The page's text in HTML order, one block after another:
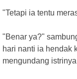
"Tetapi ia tentu
"Benar ya?"
hari nanti ia hendak
mengundang